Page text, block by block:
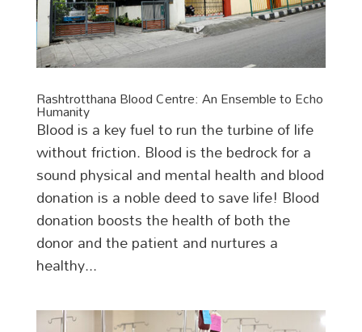
Rashtrotthana Blood Centre: An Ensemble to Echo
Humanity
Blood is a key fuel to run the turbine of life
without friction. Blood is the bedrock for a
sound physical and mental health and blood
donation is a noble deed to save life! Blood
donation boosts the health of both the
donor and the patient and nurtures a
healthy...